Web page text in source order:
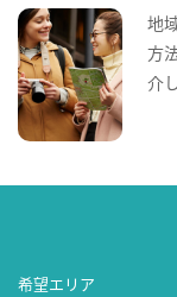
地
方
介
希望エリア